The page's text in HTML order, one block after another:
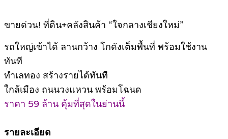
ขายด่วน! ที่ดิน+คลังสินค้า “ใจกลางเชียงใหม่”
รถใหญ่เข้าได้ ลานกว้าง โกดังเต็มพื้นที่ พร้อมใช้งาน
ทันที
ทำเลทอง สร้างรายได้ทันที
ใกล้เมือง ถนนวงแหวน พร้อมโฉนด
ราคา 59 ล้าน คุ้มที่สุดในย่านนี้
รายละเอียด